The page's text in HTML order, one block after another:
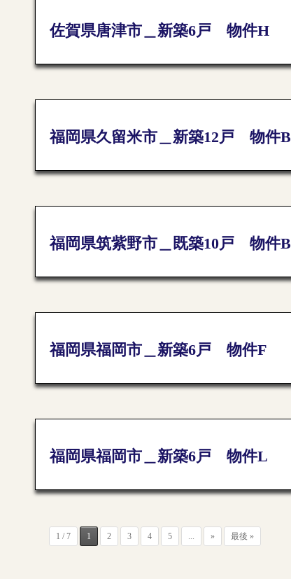
佐賀県唐津市＿新築6戸 物件H
福岡県久留米市＿新築12戸 物件B
福岡県筑紫野市＿既築10戸 物件B
福岡県福岡市＿新築6戸 物件F
福岡県福岡市＿新築6戸 物件L
1 / 7 1 2 3 4 5 ... » 最後 »